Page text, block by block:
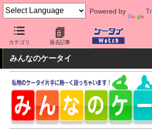
Powered by
カテゴリ 過去記事
ケータイ Watch アプリ・サービス カメラ/
みんなのケータイ